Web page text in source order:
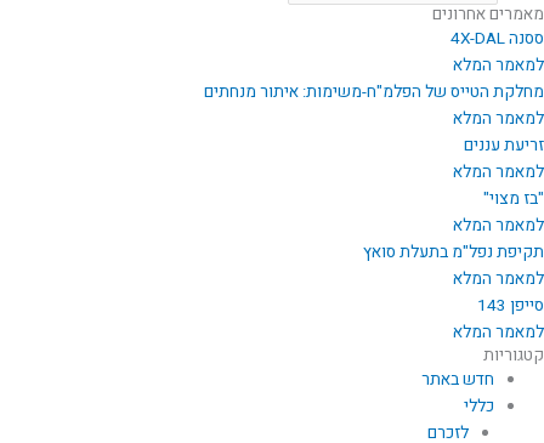
מאמרים אחרונים
ססנה 4X-DAL
למאמר המלא
מחלקת הטייס של הפלמ"ח-משימות: איתור מנחתים
למאמר המלא
זריעת עננים
למאמר המלא
"בז מצוי"
למאמר המלא
תקיפת נפל"מ בתעלת סואץ
למאמר המלא
סייפן 143
למאמר המלא
קטגוריות
חדש באתר
כללי
לזכרם